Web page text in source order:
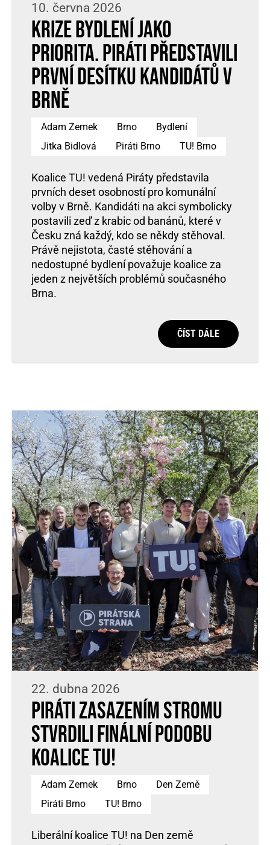
10. června 2026
Krize bydlení jako
priorita. Piráti představili
první desítku kandidátů v
Brně
Adam Zemek Brno
Bydlení
Jitka Bidlová
Piráti Brno TU! Brno
Koalice TU! vedená Piráty představila
prvních deset osobností pro komunální
volby v Brně. Kandidáti na akci symbolicky
postavili zeď z krabic od banánů, které v
Česku zná každý, kdo se někdy stěhoval.
Právě nejistota, časté stěhování a
nedostupné bydlení považuje koalice za
jeden z největších problémů současného
Brna.
ČÍST DÁLE
22. dubna 2026
Piráti zasazením stromu
stvrdili finální podobu
koalice TU!
Adam Zemek Brno
Den Země
Piráti Brno
TU! Brno
Liberální koalice TU! na Den země